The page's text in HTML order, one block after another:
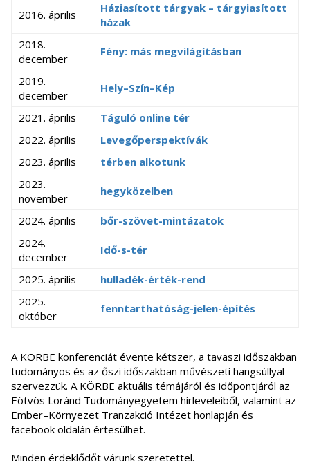
2016. április
Háziasított tárgyak – tárgyiasított
házak
2018.
december
Fény: más megvilágításban
2019.
december
Hely–Szín–Kép
2021. április
Táguló online tér
2022. április
Levegőperspektívák
2023. április
térben alkotunk
2023.
november
hegyközelben
2024. április
bőr-szövet-mintázatok
2024.
december
Idő-s-tér
2025. április
hulladék-érték-rend
2025.
október
fenntarthatóság-jelen-építés
A KÖRBE konferenciát évente kétszer, a tavaszi időszakban
tudományos és az őszi időszakban művészeti hangsúllyal
szervezzük. A KÖRBE aktuális témájáról és időpontjáról az
Eötvös Loránd Tudományegyetem hírleveleiből, valamint az
Ember–Környezet Tranzakció Intézet honlapján és
facebook oldalán értesülhet.
Minden érdeklődőt várunk szeretettel.